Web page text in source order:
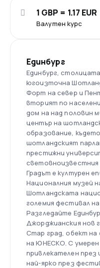
Валутен курс
1 GBP = 1.17 EUR
Единбург
Единбург,
югоизточна
Форт на север и
вторият по
дом на над половин
център на
образование,
шотландският
престижни
световноизвестния
Градът е културен
Националния музей
Шотландската
големия фестивал
Разгледайте
Джорджианския нов
Стар град, обект
на ЮНЕСКО. С умерен
привлекателен през
най-ярко през